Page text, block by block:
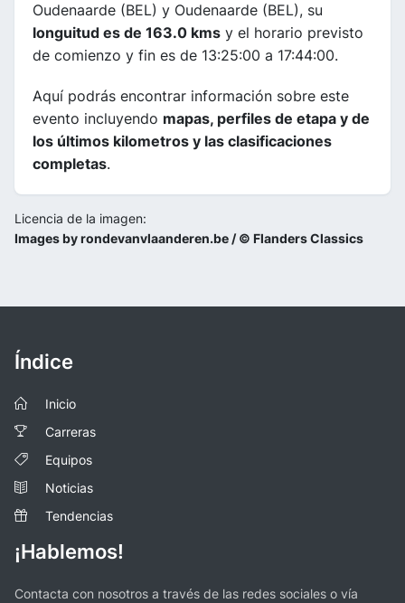
Oudenaarde (BEL) y Oudenaarde (BEL), su
longuitud es de 163.0 kms y el horario previsto
de comienzo y fin es de 13:25:00 a 17:44:00.
Aquí podrás encontrar información sobre este
evento incluyendo mapas, perfiles de etapa y de
los últimos kilometros y las clasificaciones
completas.
Licencia de la imagen:
Images by rondevanvlaanderen.be / © Flanders Classics
Índice
Inicio
Carreras
Equipos
Noticias
Tendencias
¡Hablemos!
Contacta con nosotros a través de las redes sociales o vía